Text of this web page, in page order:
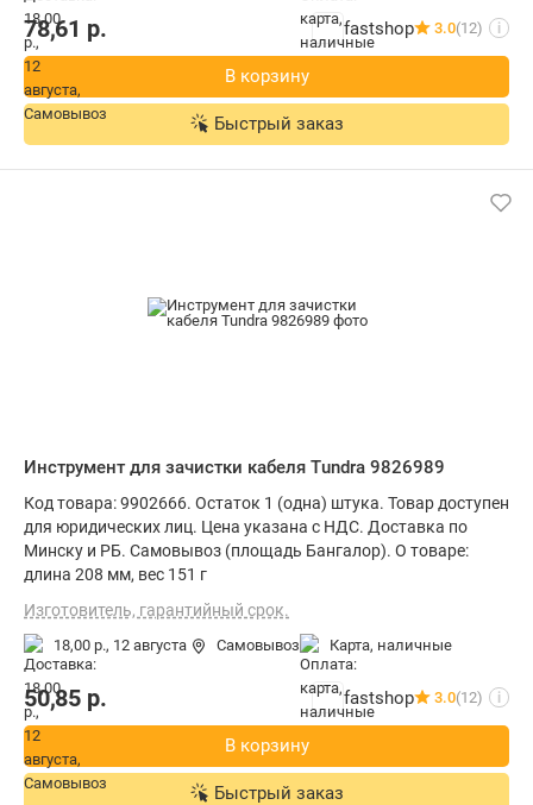
78,61 р. fastshop 3.0(12) i
В корзину
Быстрый заказ
Инструмент для зачистки кабеля Tundra 9826989
Код товара: 9902666. Остаток 1 (одна) штука. Товар доступен
для юридических лиц. Цена указана с НДС. Доставка по
Минску и РБ. Самовывоз (площадь Бангалор). О товаре:
длина 208 мм, вес 151 г
Изготовитель, гарантийный срок.
18,00 р., 12 августа Самовывоз карта, наличные
50,85 р. fastshop 3.0(12) i
В корзину
Быстрый заказ